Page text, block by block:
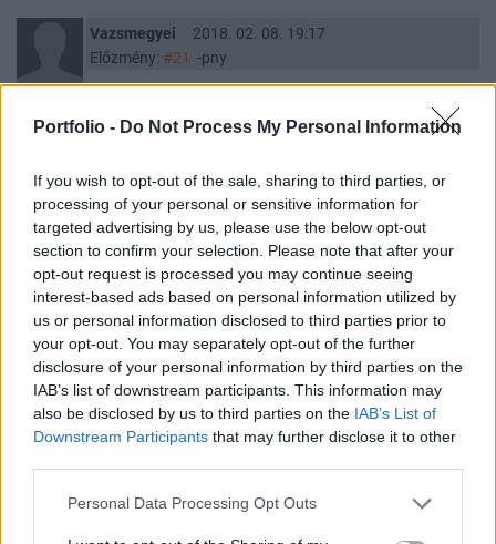
Portfolio - Do Not Process My Personal Information
If you wish to opt-out of the sale, sharing to third parties, or
processing of your personal or sensitive information for
targeted advertising by us, please use the below opt-out
section to confirm your selection. Please note that after your
opt-out request is processed you may continue seeing
interest-based ads based on personal information utilized by
us or personal information disclosed to third parties prior to
your opt-out. You may separately opt-out of the further
disclosure of your personal information by third parties on the
IAB’s list of downstream participants. This information may
also be disclosed by us to third parties on the IAB’s List of
Downstream Participants that may further disclose it to other
Personal Data Processing Opt Outs
Vazsmegyei
2018. 02. 08. 19:17
Előzmény: #21 -pny
1 3 Válasz erre
Törölt felhasználó
2018. 02. 08. 19:30
Előzmény:
#7
"Nagyon szánalmas, hogy az eddigi Fidesz kampány kizárólag
hazugságból, kizárólag Sorosozásból és kizárólag hazug és
primítv ellenzék lejáratásból áll."
És ne feledjük, mindezt teszik közpénzből úgy, hogy a
csókosaiknak a zsebébe tömik a milliárdokat. Az egész
kampányuk arról szól, hogy vajnának, meg pénztárosnak
feltöltsék a számláikat, egy év alatt megtérítve a
médiabefektetéseikre kiadott pénzt. Gyakorlatilag a gazemberek
3 Válasz erre